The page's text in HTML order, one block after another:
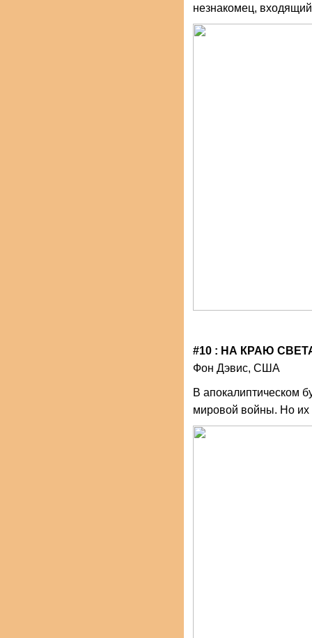
незнакомец,
#10 : НА КРАЮ
Фон Дэвис, США
В апокалиптическом
мировой войны. Но их